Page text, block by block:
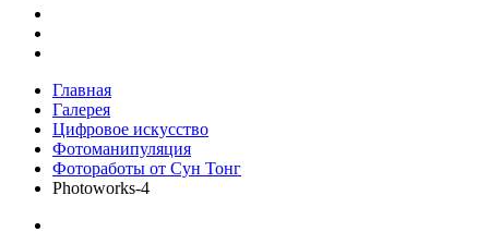
Главная
Галерея
Цифровое искусство
Фотоманипуляция
Фотоработы от Сун Тонг
Photoworks-4